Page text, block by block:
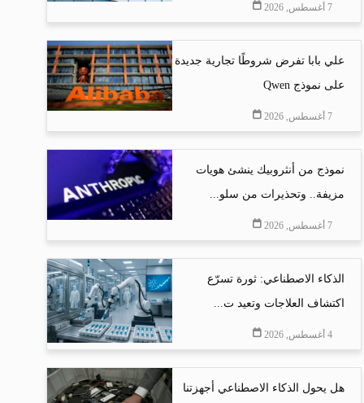
7 أغسطس, 2026
علي بابا تفرض شروطًا تجارية جديدة
على نموذج Qwen
7 أغسطس, 2026
نموذج من أنثروبيك ينشئ هويات
مزيفة.. وتحذيرات من سلو...
7 أغسطس, 2026
الذكاء الاصطناعي: ثورة تسرّع
اكتشاف العلاجات وتعيد ت...
4 أغسطس, 2026
هل يحول الذكاء الاصطناعي أجهزتنا